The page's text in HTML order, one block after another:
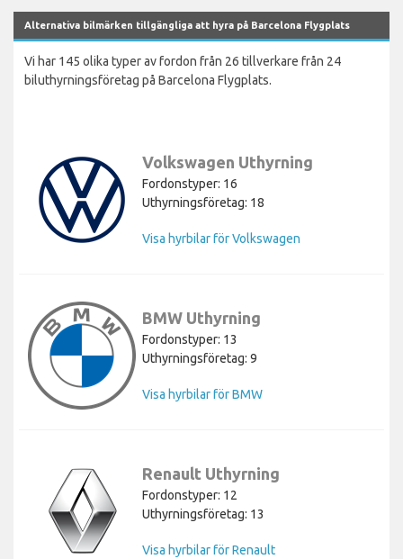
Alternativa bilmärken tillgängliga att hyra på Barcelona Flygplats
Vi har 145 olika typer av fordon från 26 tillverkare från 24
biluthyrningsföretag på Barcelona Flygplats.
Volkswagen Uthyrning
Fordonstyper: 16
Uthyrningsföretag: 18
Visa hyrbilar för Volkswagen
BMW Uthyrning
Fordonstyper: 13
Uthyrningsföretag: 9
Visa hyrbilar för BMW
Renault Uthyrning
Fordonstyper: 12
Uthyrningsföretag: 13
Visa hyrbilar för Renault